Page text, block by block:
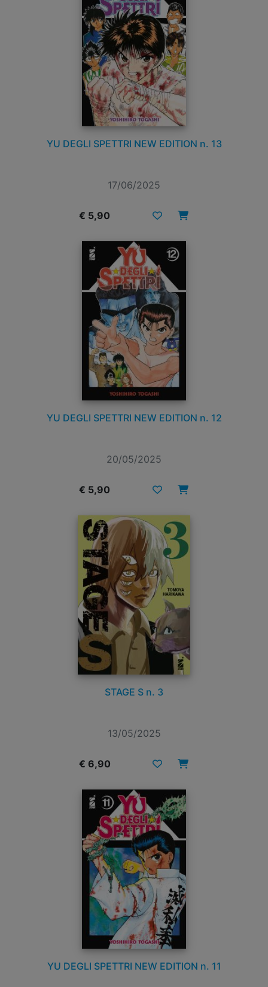
YU DEGLI SPETTRI NEW EDITION n. 13
17/06/2025
€ 5,90
YU DEGLI SPETTRI NEW EDITION n. 12
20/05/2025
€ 5,90
STAGE S n. 3
13/05/2025
€ 6,90
YU DEGLI SPETTRI NEW EDITION n. 11